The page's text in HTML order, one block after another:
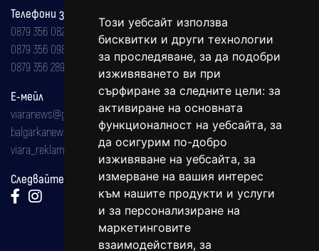
Този уебсайт използва
бисквитки и други технологии
за проследяване, за да подобри
изживяването ви при
сърфиране за следните цели: за
активиране на основната
функционалност на уебсайта, за
да осигурим по-добро
изживяване на уебсайта, за
измерване на вашия интерес
към нашите продукти и услуги
и за персонализиране на
маркетинговите
взаимодействия, за
Телефони за реклама и абонаменти
0879 356 082
0879 356 098
0879 356 289
Е-мейл
viaranews@gmail.com
balgarkanews@gmail.com
viara_reklama@mail.bg
Следвайте ни: